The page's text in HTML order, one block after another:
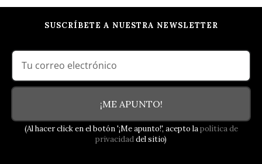
SUSCRÍBETE A NUESTRA NEWSLETTER
¡ME APUNTO!
(Al hacer click en el botón '¡Me apunto!', acepto lapolítica de
privacidaddel sitio)